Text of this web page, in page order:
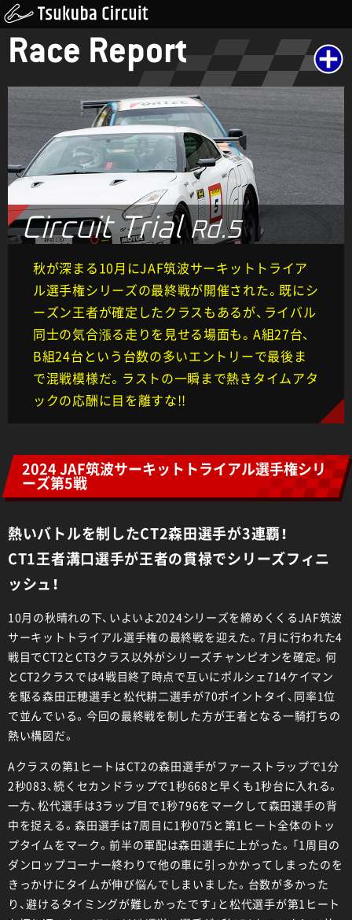
Race Report
Circuit TrialRd.5
秋が深まる10月にJAF筑波サーキットトライア
ル選手権シリーズの最終戦が開催された。既にシ
ーズン王者が確定したクラスもあるが、ライバル
同士の気合漲る走りを見せる場面も。A組27台、
B組24台という台数の多いエントリーで最後ま
で混戦模様だ。ラストの一瞬まで熱きタイムアタ
ックの応酬に目を離すな!!
2024 JAF筑波サーキットトライアル選手権シリ
ーズ第5戦
熱いバトルを制したCT2森田選手が3連覇！
CT1王者溝口選手が王者の貫禄でシリーズフィニ
ッシュ！
10月の秋晴れの下、いよいよ2024シリーズを締めくくるJAF筑波
サーキットトライアル選手権の最終戦を迎えた。7月に行われた4
戦目でCT2とCT3クラス以外がシリーズチャンピオンを確定。何
とCT2クラスでは4戦目終了時点で互いにポルシェ714ケイマン
を駆る森田正穂選手と松代耕二選手が70ポイントタイ、同率1位
で並んでいる。今回の最終戦を制した方が王者となる一騎打ちの
熱い構図だ。
Aクラスの第1ヒートはCT2の森田選手がファーストラップで1分
2秒083、続くセカンドラップで1秒668と早くも1秒台に入れる。
一方、松代選手は3ラップ目で1秒796をマークして森田選手の背
中を捉える。森田選手は7周目に1秒075と第1ヒート全体のトッ
プタイムをマーク。前半の軍配は森田選手に上がった。「1周目の
ダンロップコーナー終わりで他の車に引っかかってしまったのを
きっかけにタイムが伸び悩んでしまいました。台数が多かった
り、避けるタイミングが難しかったです」と松代選手が第1ヒート